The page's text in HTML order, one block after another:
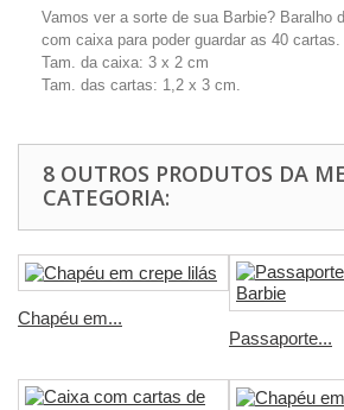
Vamos ver a sorte de sua Barbie? Baralho
com caixa para poder guardar as 40 cartas.
Tam. da caixa: 3 x 2 cm
Tam. das cartas: 1,2 x 3 cm.
8 OUTROS PRODUTOS DA
CATEGORIA:
Chapéu em...
Passaporte...